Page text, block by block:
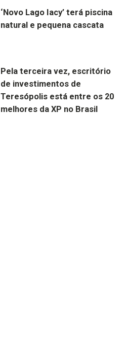
‘Novo Lago Iacy’ terá piscina
natural e pequena cascata
Pela terceira vez, escritório
de investimentos de
Teresópolis está entre os 20
melhores da XP no Brasil